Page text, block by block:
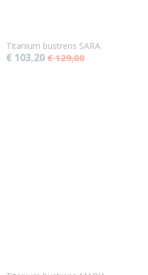
Titanium bustrens SARA
€ 103,20 € 129,00